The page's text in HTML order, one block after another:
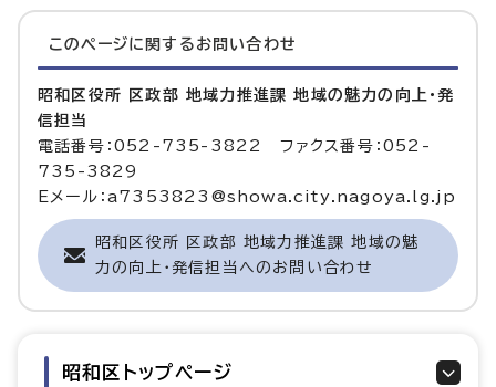
このページに関する お問い合わせ
昭和区役所 区政部 地域力推進課 地域の魅力の向上・発
信担当
電話番号：052-735-3822 ファクス番号：052-
735-3829
Eメール：a7353823@showa.city.nagoya.lg.jp
昭和区役所 区政部 地域力推進課 地域の魅
力の向上・発信担当へのお問い合わせ
昭和区トップページ